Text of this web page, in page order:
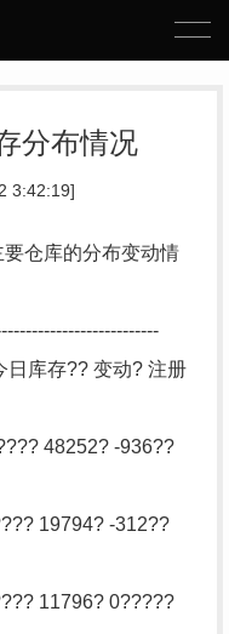
分布情况
3:42:19]
仓库的分布变动情
日库存?? 变动? 注册
48252? -936??
19794? -312??
11796? 0?????